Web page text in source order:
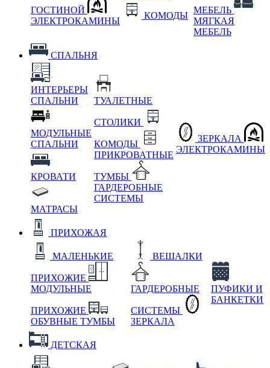
ГОСТИНОЙ
ЭЛЕКТРОКАМИНЫ
КОМОДЫ
МЕБЕЛЬ
МЯГКАЯ
МЕБЕЛЬ
СПАЛЬНЯ
ИНТЕРЬЕРЫ
СПАЛЬНИ
МОДУЛЬНЫЕ
СПАЛЬНИ
КРОВАТИ
МАТРАСЫ
ТУАЛЕТНЫЕ
СТОЛИКИ
КОМОДЫ
ПРИКРОВАТНЫЕ
ТУМБЫ
ГАРДЕРОБНЫЕ
СИСТЕМЫ
ЗЕРКАЛА
ЭЛЕКТРОКАМИНЫ
ПРИХОЖАЯ
МАЛЕНЬКИЕ
ПРИХОЖИЕ
МОДУЛЬНЫЕ
ПРИХОЖИЕ
ОБУВНЫЕ ТУМБЫ
ВЕШАЛКИ
ГАРДЕРОБНЫЕ
СИСТЕМЫ
ЗЕРКАЛА
ПУФИКИ И
БАНКЕТКИ
ДЕТСКАЯ